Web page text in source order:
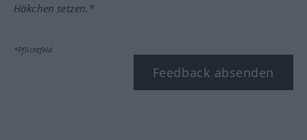
Häkchen setzen.*
*Pflichtfeld
Feedback absenden